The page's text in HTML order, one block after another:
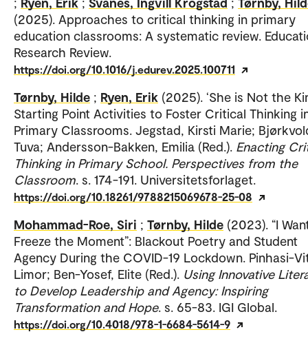
(2025). Approaches to critical thinking in primary
education classrooms: A systematic review.
Research Review.
https://doi.org/10.1016/j.edurev.2025.100711
Tørnby, Hilde ; Ryen, Erik (2025). ‘She is Not the
Starting Point Activities to Foster Critical Thinking
Primary Classrooms. Jegstad, Kirsti Marie;
Tuva; Andersson-Bakken, Emilia (Red.). Enacting
Thinking in Primary School. Perspectives from the
Classroom. s. 174-191. Universitetsforlaget.
https://doi.org/10.18261/9788215069678-25-08
Mohammad-Roe, Siri ; Tørnby, Hilde (2023). “I
Freeze the Moment”: Blackout Poetry and Student
Agency During the COVID-19 Lockdown. Pinhasi-
Limor; Ben-Yosef, Elite (Red.). Using Innovative
to Develop Leadership and Agency: Inspiring
Transformation and Hope. s. 65-83. IGI Global.
https://doi.org/10.4018/978-1-6684-5614-9